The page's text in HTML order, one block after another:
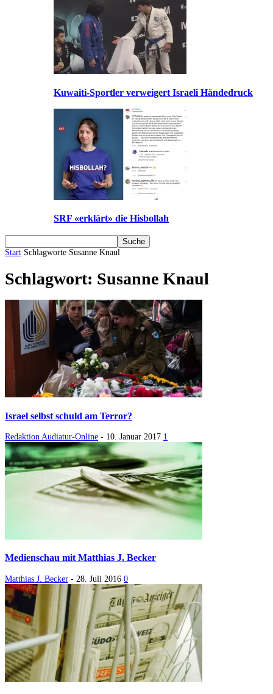
Kuwaiti-Sportler verweigert Israeli Händedruck
SRF «erklärt» die Hisbollah
Start Schlagworte Susanne Knaul
Schlagwort: Susanne Knaul
Israel selbst schuld am Terror?
Redaktion Audiatur-Online - 10. Januar 2017 1
Medienschau mit Matthias J. Becker
Matthias J. Becker - 28. Juli 2016 0